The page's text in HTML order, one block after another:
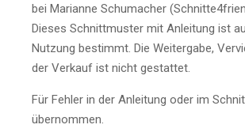
bei Marianne Schumacher
Dieses Schnittmuster mit Anleitung ist
Nutzung bestimmt. Die Weitergabe,
der Verkauf ist nicht gestattet.
Für Fehler in der Anleitung oder im
übernommen.